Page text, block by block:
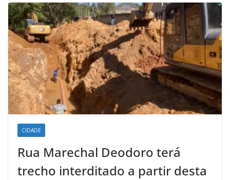
CIDADE
Rua Marechal Deodoro terá
trecho interditado a partir desta